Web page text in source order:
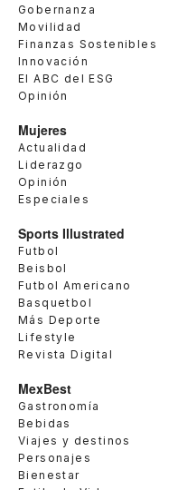
Gobernanza
Movilidad
Finanzas Sostenibles
Innovación
El ABC del ESG
Opinión
Mujeres
Actualidad
Liderazgo
Opinión
Especiales
Sports Illustrated
Futbol
Beisbol
Futbol Americano
Basquetbol
Más Deporte
Lifestyle
Revista Digital
MexBest
Gastronomía
Bebidas
Viajes y destinos
Personajes
Bienestar